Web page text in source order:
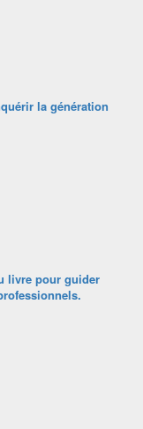
la génération
livre pour guider